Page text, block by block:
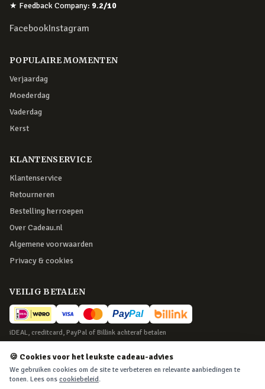
★ Feedback Company: 9.2/10
FacebookInstagram
POPULAIRE MOMENTEN
Verjaardag
Moederdag
Vaderdag
Kerst
KLANTENSERVICE
Klantenservice
Retourneren
Bestelling herroepen
Over Cadeau.nl
Algemene voorwaarden
Privacy & cookies
VEILIG BETALEN
iDEAL, creditcard, PayPal of Billink achteraf betalen
BEZORGING
Voor 22:45 besteld, morgen in huis. Tot 365 dagen retourneren.
🍪 Cookies voor het leukste cadeau-advies
We gebruiken cookies om de site te verbeteren en relevante aanbiedingen te
tonen. Lees ons cookiebeleid.